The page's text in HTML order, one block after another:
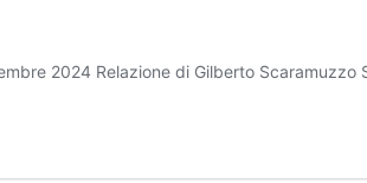
2024 Relazione di Gilberto